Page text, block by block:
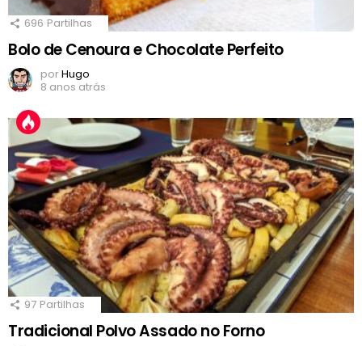
696 Partilhas
Bolo de Cenoura e Chocolate Perfeito
porHugo
8 anos atrás
97 Partilhas
Tradicional Polvo Assado no Forno